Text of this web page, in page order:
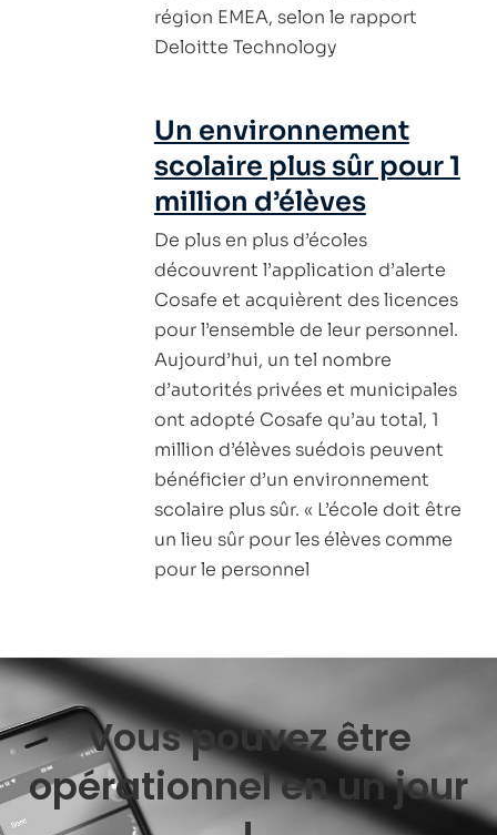
région EMEA, selon le rapport
Deloitte Technology
Un environnement
scolaire plus sûr pour 1
million d’élèves
De plus en plus d’écoles
découvrent l’application d’alerte
Cosafe et acquièrent des licences
pour l’ensemble de leur personnel.
Aujourd’hui, un tel nombre
d’autorités privées et municipales
ont adopté Cosafe qu’au total, 1
million d’élèves suédois peuvent
bénéficier d’un environnement
scolaire plus sûr. « L’école doit être
un lieu sûr pour les élèves comme
pour le personnel
Vous pouvez être
opérationnel en un jour